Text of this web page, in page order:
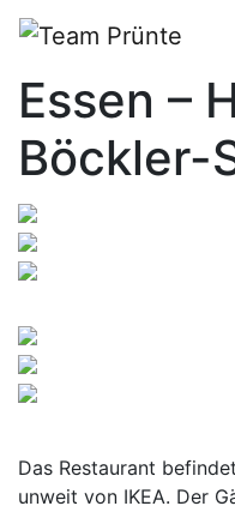
Essen –
Böckler-
Das Restaurant
unweit von IKEA. Der